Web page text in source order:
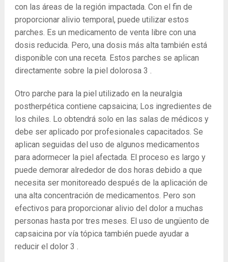
con las áreas de la región impactada. Con el fin de
proporcionar alivio temporal, puede utilizar estos
parches. Es un medicamento de venta libre con una
dosis reducida. Pero, una dosis más alta también está
disponible con una receta. Estos parches se aplican
directamente sobre la piel dolorosa 3 .
Otro parche para la piel utilizado en la neuralgia
postherpética contiene capsaicina; Los ingredientes de
los chiles. Lo obtendrá solo en las salas de médicos y
debe ser aplicado por profesionales capacitados. Se
aplican seguidas del uso de algunos medicamentos
para adormecer la piel afectada. El proceso es largo y
puede demorar alrededor de dos horas debido a que
necesita ser monitoreado después de la aplicación de
una alta concentración de medicamentos. Pero son
efectivos para proporcionar alivio del dolor a muchas
personas hasta por tres meses. El uso de ungüento de
capsaicina por vía tópica también puede ayudar a
reducir el dolor 3 .